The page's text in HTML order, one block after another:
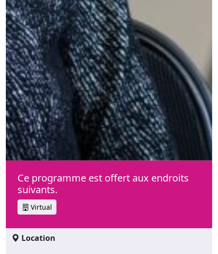
Ce programme est offert aux endroits
suivants.
Virtual
Location